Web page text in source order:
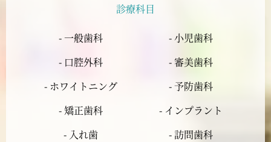
2024年5月
2024年2月
診療科目
- 一般歯科
- 小児歯科
- 口腔外科
- 審美歯科
- ホワイトニング
- 予防歯科
- 矯正歯科
- インプラント
- 入れ歯
- 訪問歯科